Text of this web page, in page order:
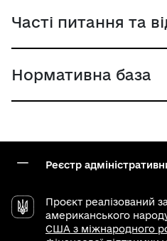
Часті питання та
Нормативна база
Реєстр
Проєкт реалізований
американського
США з міжнародного